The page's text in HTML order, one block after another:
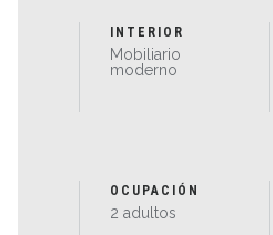
INTERIOR
Mobiliario
moderno
OCUPACIÓN
2 adultos